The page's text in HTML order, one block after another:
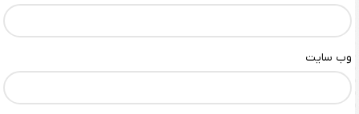
وب‌ سایت